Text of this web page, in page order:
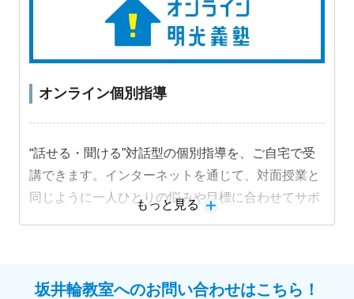
オンライン個別指導
“話せる・聞ける”対話型の個別指導を、ご自宅で受
講できます。インターネットを通じて、対面授業と
同じように一人ひとりの悩みや目標に合わせてサポ
もっと見る
坂井輪教室へのお問い合わせはこちら！